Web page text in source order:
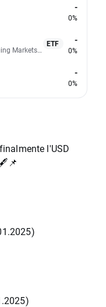
-
0%
AMEM.DE, Amundi MSCI Emerging Markets UCITS (Acc EUR)
ETF -
0%
-
0%
l'USD